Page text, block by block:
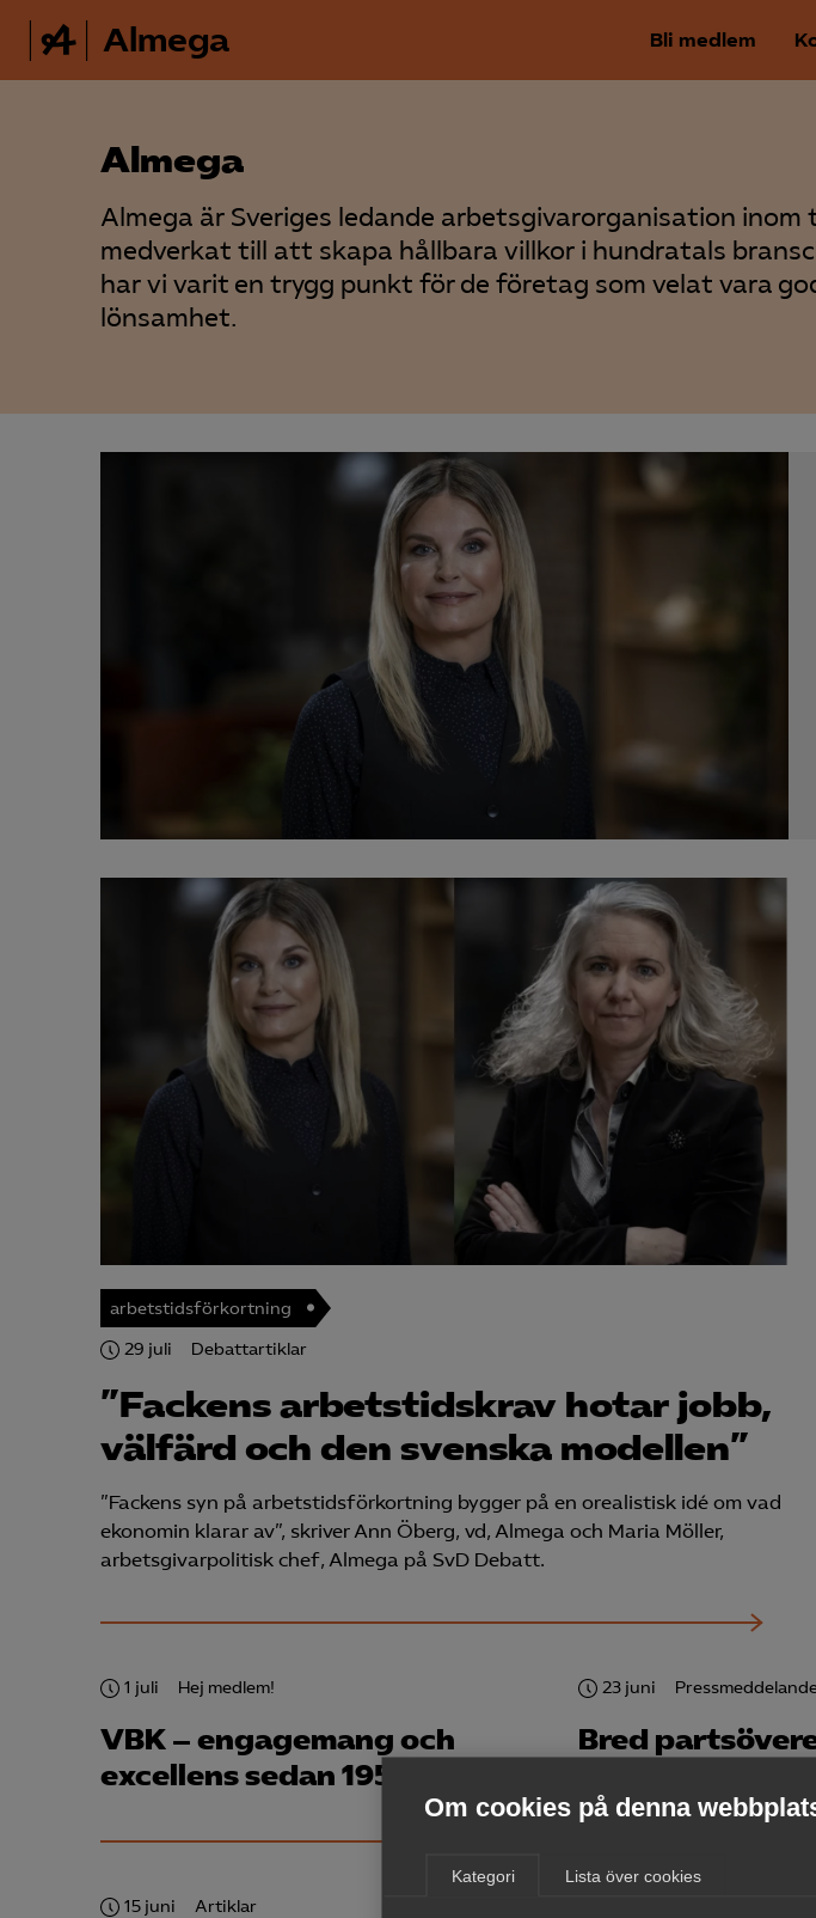
Om cookies på denna
Kategori Lista över cookies
Almega Bli medlem
Almega
Almega är Sveriges ledande arbetsgivar­organisation inom
medverkat till att skapa hållbara villkor i hundratals
har vi varit en trygg punkt för de företag som velat vara
lönsamhet.
arbetstidsförkortning
29 juli Debattartiklar
”Fackens arbetstidskrav hotar jobb,
välfärd och den svenska modellen”
”Fackens syn på arbetstidsförkortning bygger på en orealistisk idé om vad
ekonomin klarar av”, skriver Ann Öberg, vd, Almega och Maria Möller,
arbetsgivarpolitisk chef, Almega på SvD Debatt.
1 juli Hej medlem!
VBK – engagemang och
excellens sedan 1958
23 juni
Bred
15 juni Artiklar